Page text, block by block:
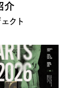
介
クト